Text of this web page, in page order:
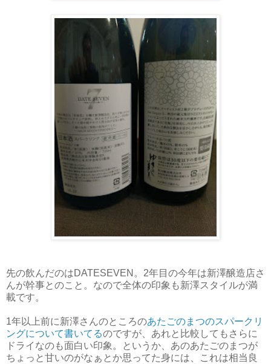
先の飲んだのはDATESEVEN。2年目の今年は新澤醸造店さ
んが幹事とのこと。なので全体の印象も新澤スタイルが満
載です。
1年以上前に新澤さんのところのあたごのまつのスパークリ
ングについて書いてるのですが、あれと比較してもさらに
ドライなのも面白い印象。というか、あのあたごのまつが
ちょっと甘いのがなぁとか思ってた身には、これは相当良